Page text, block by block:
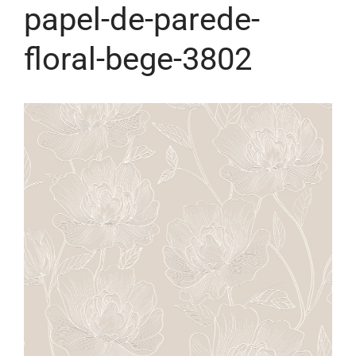
papel-de-parede-
floral-bege-3802